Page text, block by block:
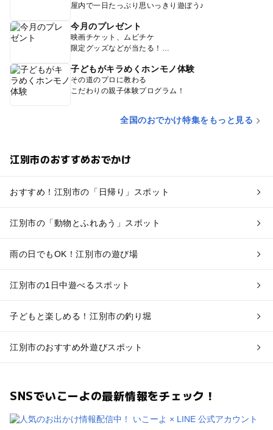
屋内で一日たっぷり思いっきり遊ぼう♪
今月のプレゼント
映画チケット、ムビチケ
限定グッズなどが当たる！
子どもがキラめくホンモノ体験
その道のプロに教わる
こだわりの親子体験プログラム！
全国のおでかけ特集をもっと見る
江別市のおすすめおでかけ
おすすめ！江別市の「日帰り」スポット
江別市の「動物とふれあう」スポット
雨の日でもOK！江別市の遊び場
江別市の1日中遊べるスポット
子どもと楽しめる！江別市の釣り堀
江別市のおすすめ外遊びスポット
SNSでいこーよの最新情報をチェック！